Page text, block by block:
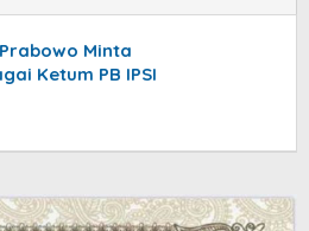
Minta
Ketum PB IPSI